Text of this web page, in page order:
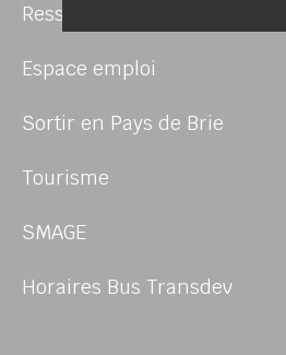
Ressources Humaines
Espace emploi
Sortir en Pays de Brie
Tourisme
SMAGE
Horaires Bus Transdev